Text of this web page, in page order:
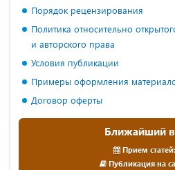
Порядок рецензирования
Политика относительно
и авторского права
Условия публикации
Примеры оформления
Договор оферты
Ближайший
Прием статей:
Публикация на